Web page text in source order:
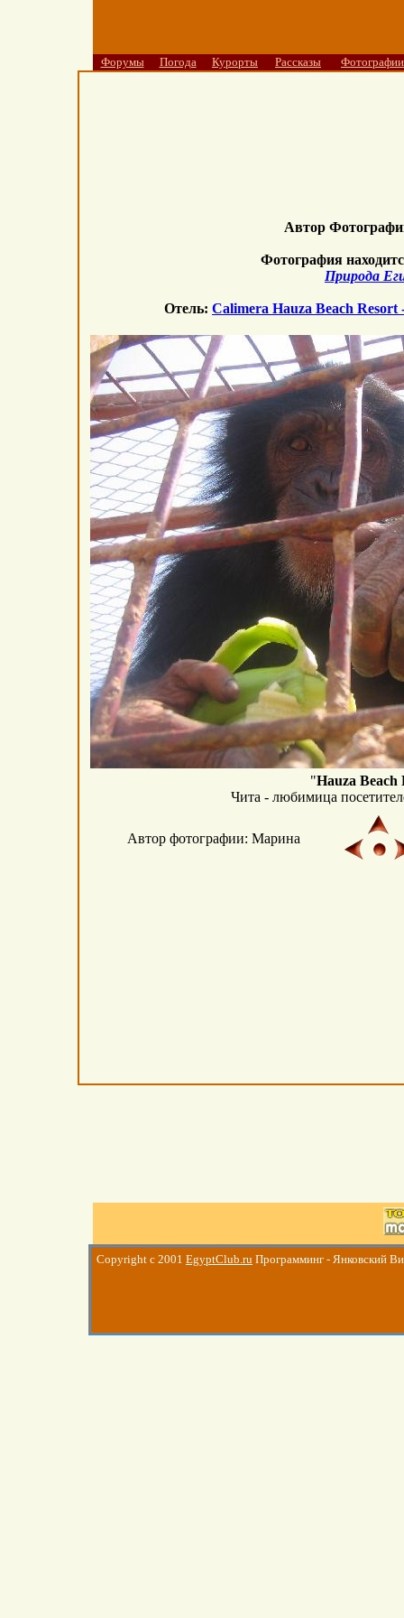
Форумы Погода Курорты Рассказы Фотографии
Автор
Фотография
Природа
Отель: Calimera Hauza Beach
"Hauza Beach
Чита - любимица
Автор фотографии: Марина
Copyright c 2001 EgyptClub.ru Программинг - Янковский